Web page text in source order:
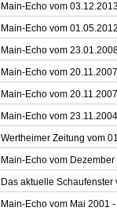
Main-Echo vom
Main-Echo vom
Main-Echo vom
Main-Echo vom
Main-Echo vom
Main-Echo vom
Wertheimer Zeitung vom
Main-Echo vom
Das aktuelle
Main-Echo vom Mai 2001